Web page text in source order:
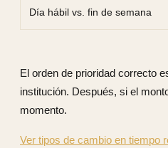
Día hábil vs. fin de semana
El orden de prioridad correcto
institución. Después, si el
momento.
Ver tipos de cambio en tiempo